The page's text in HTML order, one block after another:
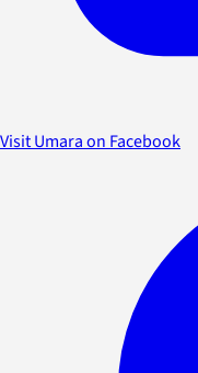
Visit Umara on Facebook